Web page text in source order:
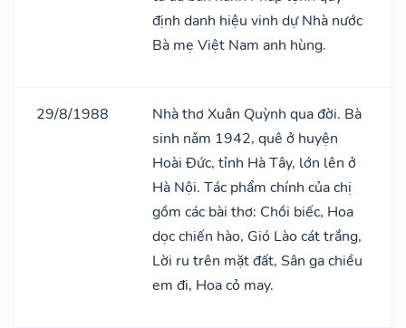
định danh hiệu vinh dự Nhà nước
Bà mẹ Việt Nam anh hùng.
29/8/1988
Nhà thơ Xuân Quỳnh qua đời. Bà
sinh nǎm 1942, quê ở huyện
Hoài Đức, tỉnh Hà Tây, lớn lên ở
Hà Nội. Tác phẩm chính của chị
gồm các bài thơ: Chồi biếc, Hoa
dọc chiến hào, Gió Lào cát trắng,
Lời ru trên mặt đất, Sân ga chiều
em đi, Hoa cỏ may.